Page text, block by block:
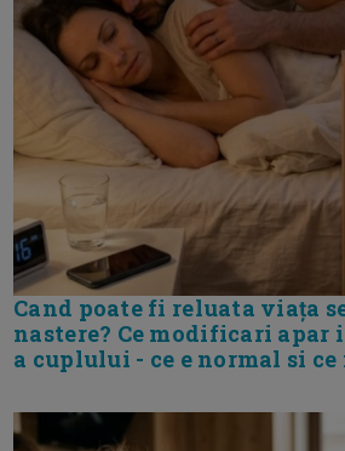
Cand poate fi reluata viața
nastere? Ce modificari
a cuplului - ce e normal si ce